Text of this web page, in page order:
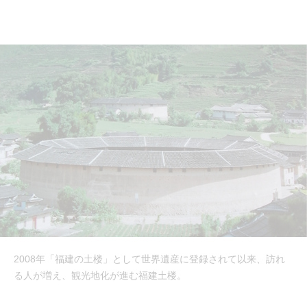
2008年「福建の土楼」として世界遺産に登録されて以来、訪れ
る人が増え、観光地化が進む福建土楼。